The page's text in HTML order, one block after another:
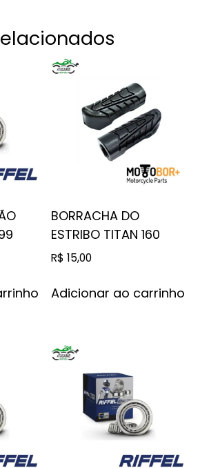
BORRACHA DO
ESTRIBO TITAN 160
R$ 15,00
Adicionar ao carrinho